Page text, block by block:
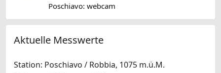
Poschiavo: webcam
Aktuelle Messwerte
Station: Poschiavo / Robbia, 1075 m.ü.M.